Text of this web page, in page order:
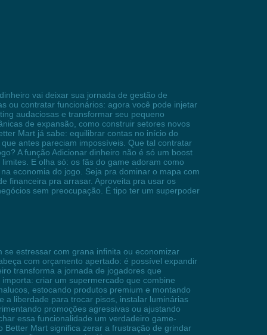
vai deixar sua jornada de gestão de
ou contratar funcionários: agora você pode injetar
audaciosas e transformar seu pequeno
de expansão, como construir setores novos
Mart já sabe: equilibrar contas no início do
antes pareciam impossíveis. Que tal contratar
A função Adicionar dinheiro não é só um boost
E olha só: os fãs do game adoram como
economia do jogo. Seja pra dominar o mapa com
financeira pra arrasar. Aproveita pra usar os
sem preocupação. É tipo ter um superpoder
estressar com grana infinita ou economizar
com orçamento apertado: é possível expandir
transforma a jornada de jogadores que
criar um supermercado que combine
estocando produtos premium e montando
a liberdade para trocar pisos, instalar luminárias
promoções agressivas ou ajustando
essa funcionalidade um verdadeiro game-
Better Mart significa zerar a frustração de grindar